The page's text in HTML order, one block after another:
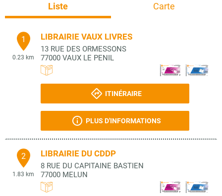
Liste Carte
1
0.23 km
LIBRAIRIE VAUX LIVRES
13 RUE DES ORMESSONS
77000 VAUX LE PENIL
ITINÉRAIRE
PLUS D'INFORMATIONS
2
1.83 km
LIBRAIRIE DU CDDP
8 RUE DU CAPITAINE BASTIEN
77000 MELUN